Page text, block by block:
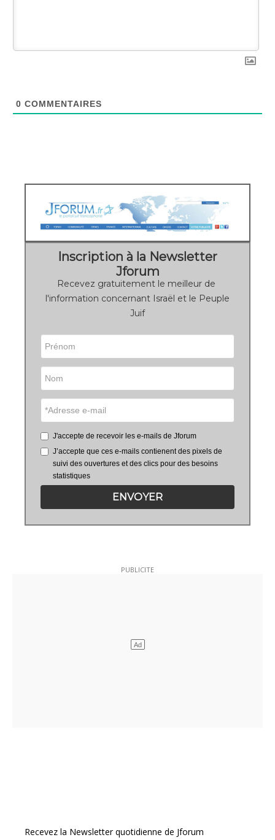
0 COMMENTAIRES
Inscription à la Newsletter
Jforum
Recevez gratuitement le meilleur de
l'information concernant Israël et le Peuple
Juif
J'accepte de recevoir les e-mails de Jforum
J’accepte que ces e-mails contienent des pixels de
suivi des ouvertures et des clics pour des besoins
statistiques
ENVOYER
Recevez la Newsletter quotidienne de Jforum